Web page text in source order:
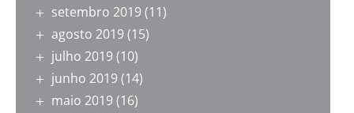
setembro 2019(11)
agosto 2019(15)
julho 2019(10)
junho 2019(14)
maio 2019(16)